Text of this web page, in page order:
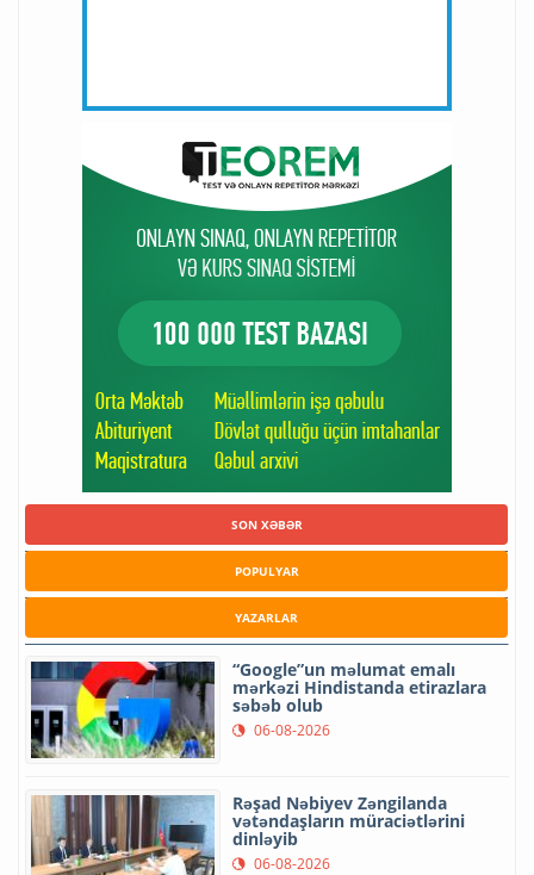
SON XƏBƏR
POPULYAR
YAZARLAR
“Google”un məlumat emalı
mərkəzi Hindistanda etirazlara
səbəb olub
06-08-2026
Rəşad Nəbiyev Zəngilanda
vətəndaşların müraciətlərini
dinləyib
06-08-2026